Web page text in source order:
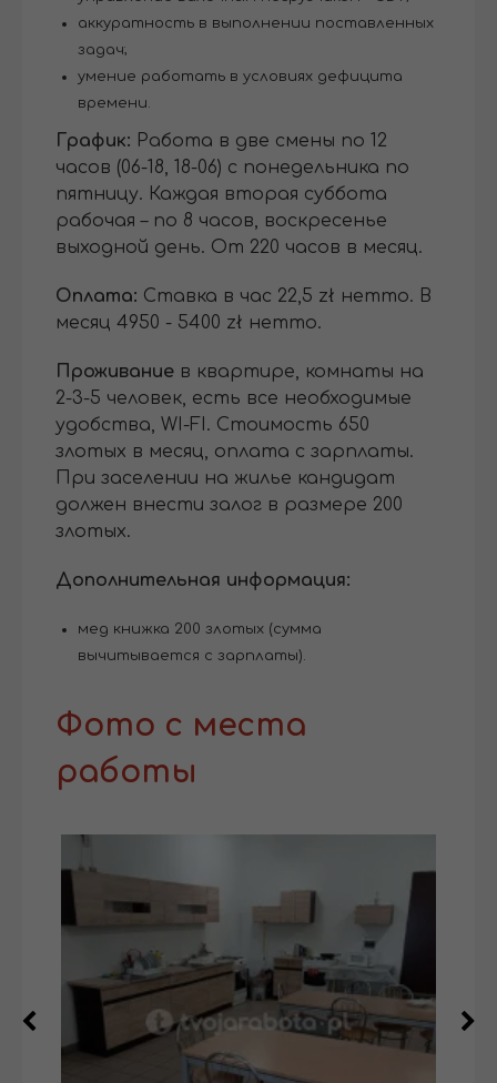
аккуратность в выполнении поставленных
задач;
умение работать в условиях дефицита
времени.
График: Работа в две смены по 12
часов (06-18, 18-06) с понедельника по
пятницу. Каждая вторая суббота
рабочая – по 8 часов, воскресенье
выходной день. От 220 часов в месяц.
Оплата: Ставка в час 22,5 zł нетто. В
месяц 4950 - 5400 zł нетто.
Проживание в квартире, комнаты на
2-3-5 человек, есть все необходимые
удобства, WI-FI. Стоимость 650
злотых в месяц, оплата с зарплаты.
При заселении на жилье кандидат
должен внести залог в размере 200
злотых.
Дополнительная информация:
мед книжка 200 злотых (сумма
вычитывается с зарплаты).
Фото с места
работы